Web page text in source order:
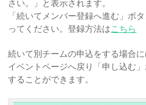
さい。」と表示されます。
「続いてメンバー登録へ進む」ボ
ってください。登録方法はこちら
続いて別チームの申込をする場合
イベントページへ戻り「申し込む
することができます。